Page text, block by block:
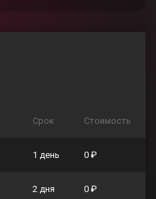
Срок Стоимость
1 день 0 ₽
2 дня 0 ₽